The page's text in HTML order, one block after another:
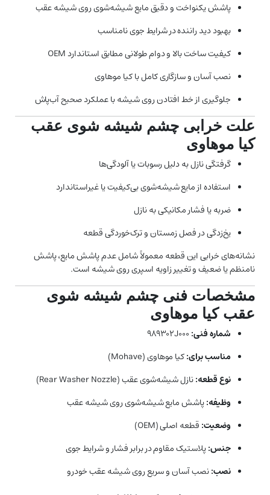
پاشش یکنواخت و دقیق مایع شیشه‌شوی روی شیشه عقب
بهبود دید راننده در شرایط جوی نامناسب
کیفیت ساخت بالا و دوام طولانی مطابق استاندارد OEM
نصب آسان و سازگاری کامل با کیا موهاوی
جلوگیری از خط افتادن روی شیشه با عملکرد صحیح آب‌پاش
علت خرابی چشم شیشه شوی عقب
کیا موهاوی
گرفتگی نازل به دلیل رسوبات یا آلودگی‌ها
استفاده از مایع شیشه‌شوی بی‌کیفیت یا غیراستاندارد
ضربه یا فشار مکانیکی به نازل
یخ‌زدگی در فصل زمستان و ترک‌خوردگی قطعه
نشانه‌های خرابی این قطعه معمولاً شامل عدم پاشش مایع، پاشش
نامنظم یا ضعیف و تغییر زاویه اسپری روی شیشه است.
مشخصات فنی چشم شیشه شوی
عقب کیا موهاوی
شماره فنی:
مناسب برای:کیا موهاوی (Mohave)
نوع قطعه:نازل شیشه‌شوی عقب (Rear Washer Nozzle)
وظیفه:پاشش مایع شیشه‌شوی روی شیشه عقب
وضعیت: قطعه اصلی (OEM)
جنس:پلاستیک مقاوم در برابر فشار و شرایط جوی
نصب:نصب آسان و سریع روی شیشه عقب خودرو